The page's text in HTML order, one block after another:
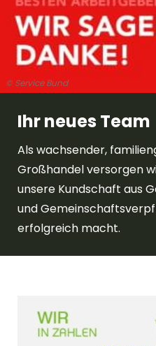
© Service Bund
Ihr neues Team
Als wachsender,
Großhandel versorgen
unsere Kundschaft aus
und
erfolgreich macht.